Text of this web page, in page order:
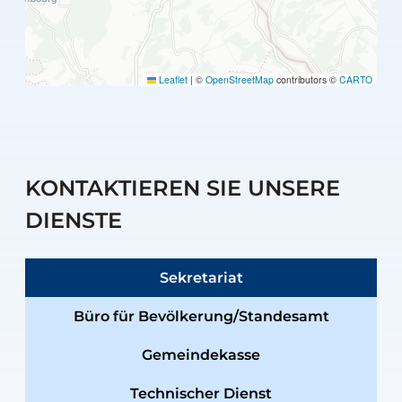
Leaflet | © OpenStreetMap contributors © CARTO
KONTAKTIEREN SIE UNSERE
DIENSTE
Sekretariat
Büro für Bevölkerung/Standesamt
Gemeindekasse
Technischer Dienst